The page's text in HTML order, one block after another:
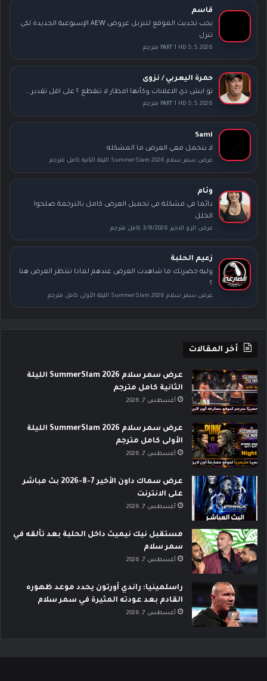
قاسم
يجب تحديث الموقع لتنزيل عروض AEW الإسبوعية الجديدة لكي
تنزل
PART 1 HD S.S 2026 مترجم
حمرة اليعربي / نزوى
تو ايش ذي الاعلانات وكأنها امطار لا تنقطع ؟ على اقل تقدير...
PART 1 HD S.S 2026 مترجم
Sami
لا يتحمل معي العرض ما المشكله
عرض سمر سلام SummerSlam 2026 الليلة الثانية كامل مترجم
وئام
دائما في مشكلة في تحميل العرض كامل بالترجمة صلحوا
الخلل
عرض الرو الاخير 3/8/2026 كامل مترجم
زعيم الحلبة
وليه حضرتك ما شاهدت العرض عندهم لماذا تنتظر العرض هنا
؟
عرض سمر سلام SummerSlam 2026 الليلة الأولى كامل مترجم
أخر المقالات
عرض سمر سلام SummerSlam 2026 الليلة
الثانية كامل مترجم
أغسطس 7, 2026
عرض سمر سلام SummerSlam 2026 الليلة
الأولى كامل مترجم
أغسطس 7, 2026
عرض سماك داون الأخير 7-8-2026 بث مباشر
على الانترنت
أغسطس 7, 2026
مستقبل نيك نيميث داخل الحلبة بعد تألقه في
سمر سلام
أغسطس 7, 2026
راسلمينيا: راندي أورتون يحدد موعد ظهوره
القادم بعد عودته المثيرة في سمر سلام
أغسطس 7, 2026